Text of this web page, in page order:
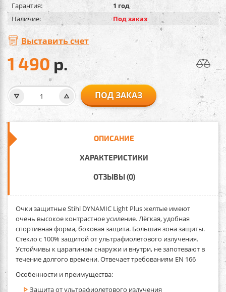
Гарантия:
1 год
Наличие:
Под заказ
Выставить счет
1 490р.
ПОД ЗАКАЗ
ОПИСАНИЕ
ХАРАКТЕРИСТИКИ
ОТЗЫВЫ (0)
Очки защитные Stihl DYNAMIC Light Plus желтые имеют
очень высокое контрастное усиление. Лёгкая, удобная
спортивная форма, боковая защита. Большая зона защиты.
Стекло с 100% защитой от ультрафиолетового излучения.
Устойчивы к царапинам снаружи и внутри, не запотевают в
течение долгого времени. Отвечает требованиям EN 166
Особенности и преимущества:
Защита от ультрафиолетового излучения